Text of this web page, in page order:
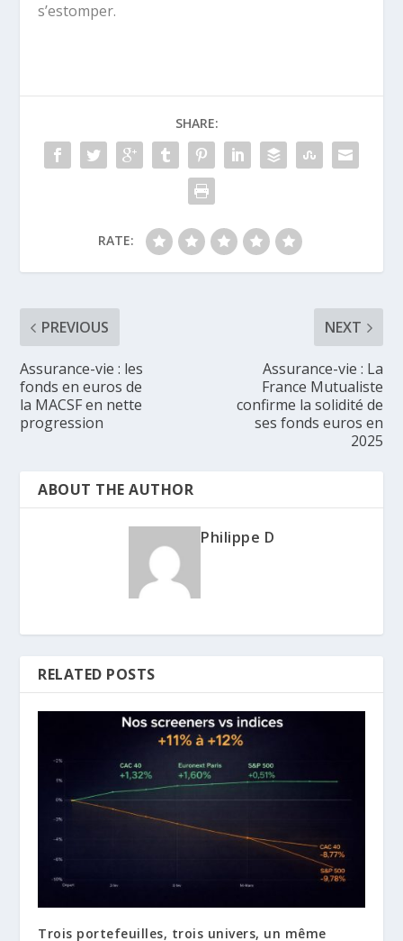
s’estomper.
SHARE:
RATE:
PREVIOUS
Assurance-vie : les
fonds en euros de
la MACSF en nette
progression
NEXT
Assurance-vie : La
France Mutualiste
confirme la solidité de
ses fonds euros en
2025
ABOUT THE AUTHOR
Philippe D
RELATED POSTS
Trois portefeuilles, trois univers, un même